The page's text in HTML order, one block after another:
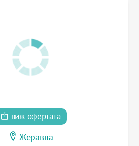
виж офертата
Жеравна